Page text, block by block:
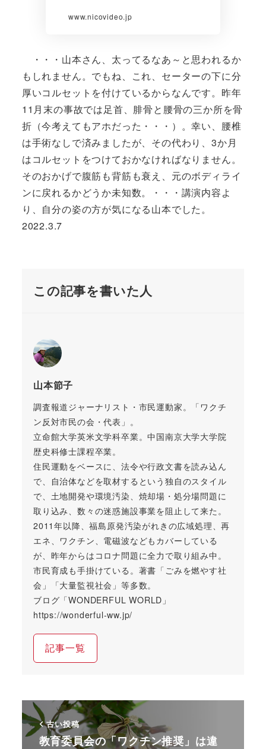
www.nicovideo.jp
・・・山本さん、太ってるなあ～と思われるか
もしれません。でもね、これ、セーターの下に分
厚いコルセットを付けているからなんです。昨年
11月末の事故では足首、腓骨と腰骨の三か所を骨
折（今考えてもアホだった・・・）。幸い、腰椎
は手術なしで済みましたが、その代わり、3か月
はコルセットをつけておかなければなりません。
そのおかげで腹筋も背筋も衰え、元のボディライ
ンに戻れるかどうか未知数。・・・講演内容よ
り、自分の姿の方が気になる山本でした。
2022.3.7
この記事を書いた人
山本節子
調査報道ジャーナリスト・市民運動家。「ワクチ
ン反対市民の会・代表」。
立命館大学英米文学科卒業。中国南京大学大学院
歴史科修士課程卒業。
住民運動をベースに、法令や行政文書を読み込ん
で、自治体などを取材するという独自のスタイル
で、土地開発や環境汚染、焼却場・処分場問題に
取り込み、数々の迷惑施設事業を阻止して来た。
2011年以降、福島原発汚染がれきの広域処理、再
エネ、ワクチン、電磁波などもカバーしている
が、昨年からはコロナ問題に全力で取り組み中。
市民育成も手掛けている。著書「ごみを燃やす社
会」「大量監視社会」等多数。
ブログ「WONDERFUL WORLD」
https://wonderful-ww.jp/
記事一覧
古い投稿
教育委員会の「ワクチン推奨」は違